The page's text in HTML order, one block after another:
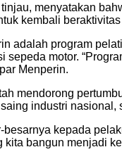
menyatakan
kembali
adalah program
sepeda motor.
Menperin.
mendorong
industri
kepada
bangun menjadi